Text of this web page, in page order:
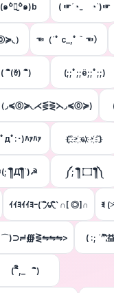
๑꒪່౪̮꒪່๑)b ( ☞´◔‿ゝ◔`)☞
） ☜（´ﾟ c_,ﾟ｀☜）
( ´ิ(ꈊ) ´ิ) (;;ﾟ;;ё;;ﾟ;;)
（◞≼⓪≽◟⋌⋚⋛⋋◞≼⓪≽)
дﾟ:･)ﾊｧﾊｧ (҉´҉・҉ω҉・҉`҉)
Д༎ຶ`)☭ ༼;´༎ຶ ۝ ༎ຶ༽
ｲｲﾖｲｲﾖｰ(΄◞ิ౪◟ิ‵ ∩[ ◎]∩ ꉂ
⌒)⊃≓∰⋛⇋⇋⇋> ( :; ´^;ิ
( `ิิ,_ゝ´ิ)